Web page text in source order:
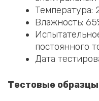
Температура:
Влажность:
постоянного
Дата
Тестовые образцы